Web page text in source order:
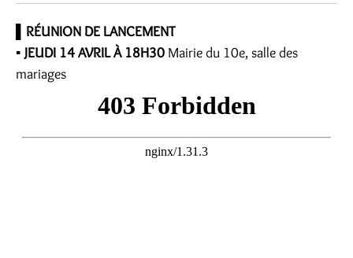
RÉUNION DE LANCEMENT
▪ JEUDI 14 AVRIL À 18H30 Mairie du 10e, salle des
mariages